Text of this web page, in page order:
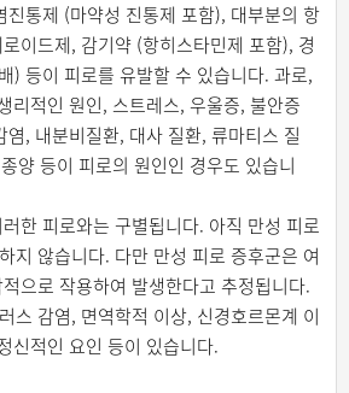
진통제 (마약성 진통제 포함), 대부분의 항
이드제, 감기약 (항히스타민제 포함), 경
) 등이 피로를 유발할 수 있습니다. 과로,
리적인 원인, 스트레스, 우울증, 불안증
, 내분비질환, 대사 질환, 류마티스 질
양 등이 피로의 원인인 경우도 있습니
한 피로와는 구별됩니다. 아직 만성 피로
지 않습니다. 다만 만성 피로 증후군은 여
으로 작용하여 발생한다고 추정됩니다.
스 감염, 면역학적 이상, 신경호르몬계 이
신적인 요인 등이 있습니다.